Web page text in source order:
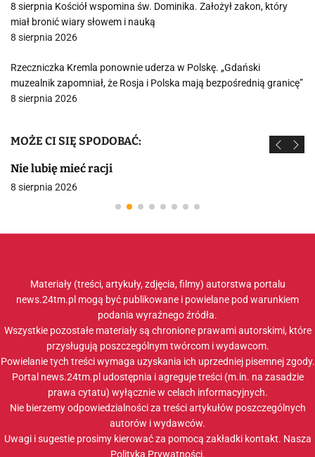
8 sierpnia Kościół wspomina św. Dominika. Założył zakon, który
miał bronić wiary słowem i nauką
8 sierpnia 2026
Rzeczniczka Kremla ponownie uderza w Polskę. „Gdański
muzealnik zapomniał, że Rosja i Polska mają bezpośrednią granicę”
8 sierpnia 2026
MOŻE CI SIĘ SPODOBAĆ:
Nie lubię mieć racji
8 sierpnia 2026
Materiały (treści, artykuły, zdjęcia, filmy) autorstwa portalu
news.24tm.pl mogą być publikowane i powielane pod warunkiem
podania wyraźnego źródła.
Wszystkie pozostałe materiały są chronione prawami autorskimi, które
przysługują poszczególnym twórcom i wydawcom.
Powielanie tych treści wymaga uzyskania ich uprzedniej pisemnej zgody.
Portal news.24tm.pl udostępnia i agreguje treści (m.in. na zasadzie
prawa cytatu) wyłącznie w celach informacyjnych.
Nie bierzemy odpowiedzialności za treści artykułów poszczególnych
autorów i wydawców.
Uwagi i sugestie prosimy kierować za pomocą zakładki kontakt. Nasza
Polityka Prywatności.